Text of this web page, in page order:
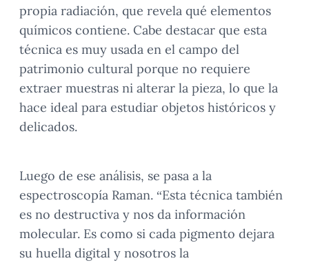
propia radiación, que revela qué elementos
químicos contiene. Cabe destacar que esta
técnica es muy usada en el campo del
patrimonio cultural porque no requiere
extraer muestras ni alterar la pieza, lo que la
hace ideal para estudiar objetos históricos y
delicados.
Luego de ese análisis, se pasa a la
espectroscopía Raman. “Esta técnica también
es no destructiva y nos da información
molecular. Es como si cada pigmento dejara
su huella digital y nosotros la